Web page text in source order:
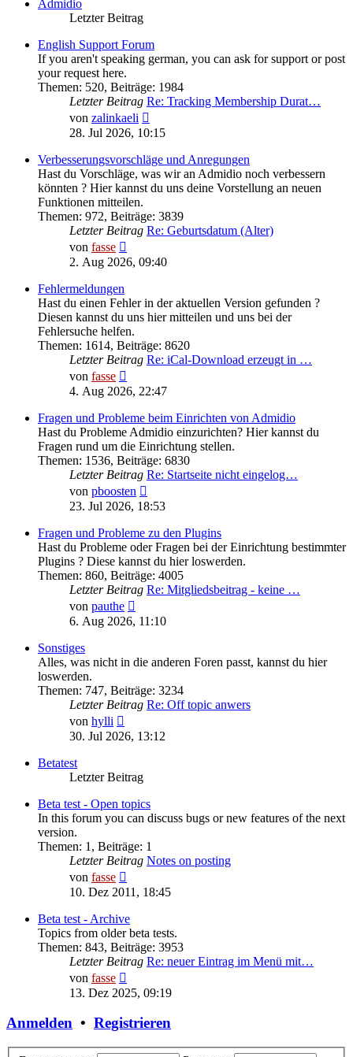
Admidio
Letzter Beitrag
English Support Forum
If you aren't speaking german, you can ask for support or post
your request here.
Themen: 520, Beiträge: 1984
Letzter Beitrag Re: Tracking Membership Durat…
von zalinkaeli
Beitrag
28. Jul 2026, 10:15
Verbesserungsvorschläge und Anregungen
Hast du Vorschläge, was wir an Admidio noch verbessern
könnten ? Hier kannst du uns deine Vorstellung an neuen
Funktionen mitteilen.
Themen: 972, Beiträge: 3839
Letzter Beitrag Re: Geburtsdatum (Alter)
von fasse
Beitrag
2. Aug 2026, 09:40
Fehlermeldungen
Hast du einen Fehler in der aktuellen Version gefunden ?
Diesen kannst du uns hier mitteilen und uns bei der
Fehlersuche helfen.
Themen: 1614, Beiträge: 8620
Letzter Beitrag Re: iCal-Download erzeugt in …
von fasse
Beitrag
4. Aug 2026, 22:47
Fragen und Probleme beim Einrichten von Admidio
Hast du Probleme Admidio einzurichten? Hier kannst du
Fragen rund um die Einrichtung stellen.
Themen: 1536, Beiträge: 6830
Letzter Beitrag Re: Startseite nicht eingelog…
von pboosten
Beitrag
23. Jul 2026, 18:53
Fragen und Probleme zu den Plugins
Hast du Probleme oder Fragen bei der Einrichtung bestimmter
Plugins ? Diese kannst du hier loswerden.
Themen: 860, Beiträge: 4005
Letzter Beitrag Re: Mitgliedsbeitrag - keine …
von pauthe
Beitrag
6. Aug 2026, 11:10
Sonstiges
Alles, was nicht in die anderen Foren passt, kannst du hier
loswerden.
Themen: 747, Beiträge: 3234
Letzter Beitrag Re: Off topic anwers
von hylli
Beitrag
30. Jul 2026, 13:12
Betatest
Letzter Beitrag
Beta test - Open topics
In this forum you can discuss bugs or new features of the next
version.
Themen: 1 , Beiträge: 1
Letzter Beitrag Notes on posting
von fasse
Beitrag
10. Dez 2011, 18:45
Beta test - Archive
Topics from older beta tests.
Themen: 843, Beiträge: 3953
Letzter Beitrag Re: neuer Eintrag im Menü mit…
von fasse
Beitrag
13. Dez 2025, 09:19
Anmelden • Registrieren